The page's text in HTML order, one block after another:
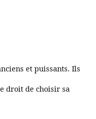
et puissants. Ils
droit de choisir sa